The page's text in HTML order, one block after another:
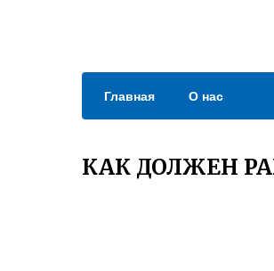
Главная О нас
КАК ДОЛЖЕН